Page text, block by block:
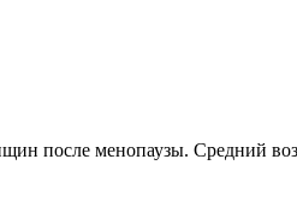
после менопаузы. Средний